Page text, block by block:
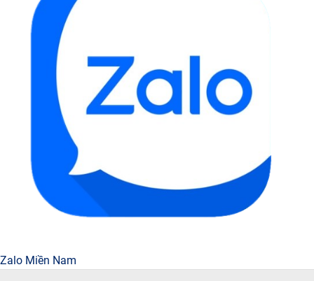
Zalo Miền Nam